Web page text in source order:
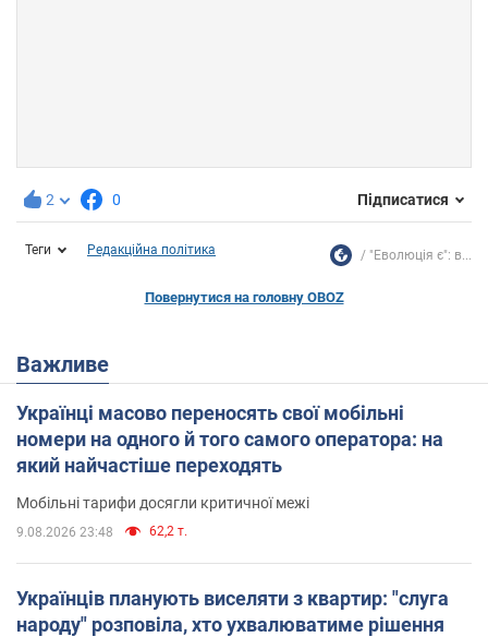
2 0 Підписатися
Теги Редакційна політика "Еволюція є": в...
Повернутися на головну OBOZ
Важливе
Українці масово переносять свої мобільні
номери на одного й того самого оператора: на
який найчастіше переходять
Мобільні тарифи досягли критичної межі
9.08.2026 23:48 62,2 т.
Українців планують виселяти з квартир: "слуга
народу" розповіла, хто ухвалюватиме рішення